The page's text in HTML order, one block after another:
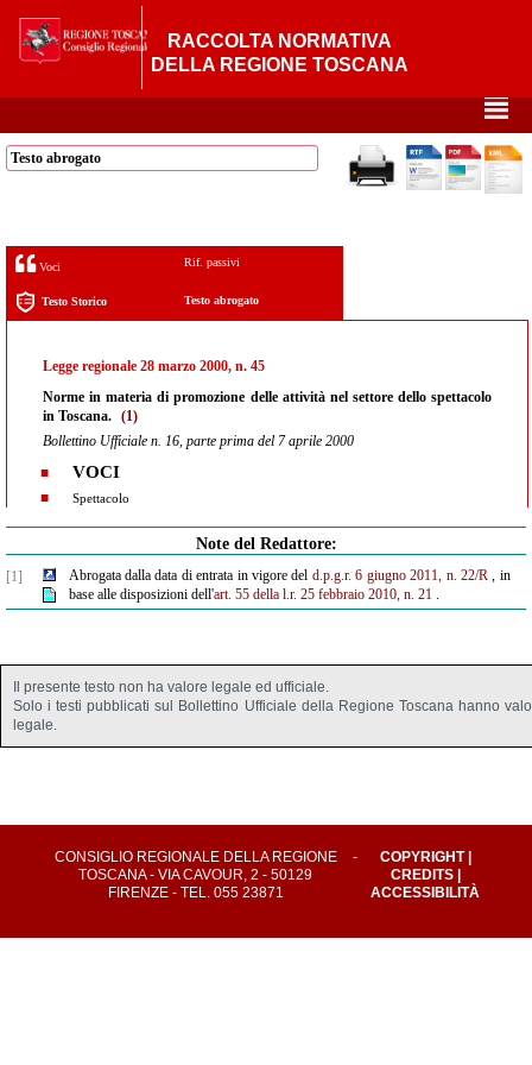
RACCOLTA NORMATIVA
DELLA REGIONE TOSCANA
²
Testo abrogato
Voci Rif. passivi
Testo Storico Testo abrogato
Legge regionale 28 marzo 2000, n. 45
Norme in materia di promozione delle attività nel settore dello spettacolo
in Toscana. (1)
Bollettino Ufficiale n. 16, parte prima del 7 aprile 2000
VOCI
Spettacolo
Note del Redattore:
[1] Abrogata dalla data di entrata in vigore del d.p.g.r. 6 giugno 2011, n. 22/R , in
base alle disposizioni dell'art. 55 della l.r. 25 febbraio 2010, n. 21.
Il presente testo non ha valore legale ed ufficiale.
Solo i testi pubblicati sul Bollettino Ufficiale della Regione Toscana hanno
legale.
CONSIGLIO REGIONALE DELLA REGIONE
TOSCANA - VIA CAVOUR, 2 - 50129
FIRENZE - TEL. 055 23871
- COPYRIGHT|
CREDITS|
ACCESSIBILITÀ